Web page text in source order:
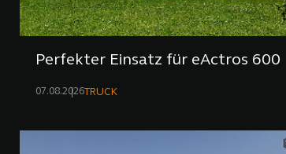
Perfekter Einsatz für eActros 600
07.08.2026 TRUCK